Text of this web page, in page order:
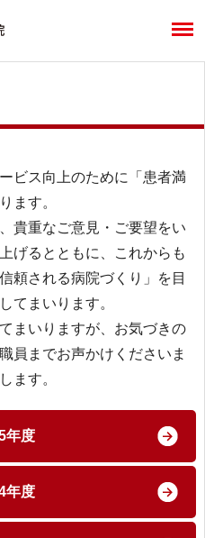
ビス向上のために「患者満
ます。
貴重なご意見・ご要望をい
げるとともに、これからも
頼される病院づくり」を目
てまいります。
まいりますが、お気づきの
員までお声かけくださいま
ます。
年度
年度